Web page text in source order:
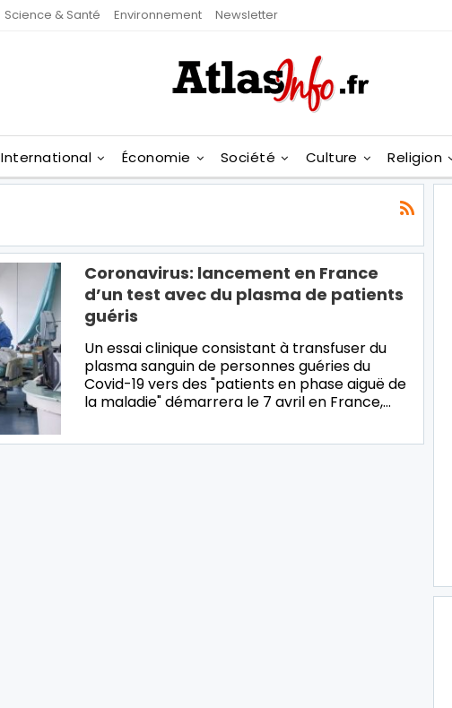
Science & Santé Environnement Newsletter
International Économie Société Culture Religion
Coronavirus: lancement en France
d’un test avec du plasma de patients
guéris
Un essai clinique consistant à transfuser du
plasma sanguin de personnes guéries du
Covid-19 vers des "patients en phase aiguë de
la maladie" démarrera le 7 avril en France,…